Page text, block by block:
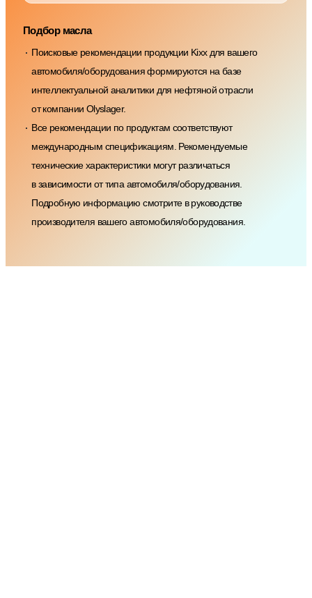
Подбор масла
Поисковые рекомендации продукции Kixx для вашего
автомобиля/оборудования формируются на базе
интеллектуальной аналитики для нефтяной отрасли
от компании Olyslager.
Все рекомендации по продуктам соответствуют
международным спецификациям. Рекомендуемые
технические характеристики могут различаться
в зависимости от типа автомобиля/оборудования.
Подробную информацию смотрите в руководстве
производителя вашего автомобиля/оборудования.